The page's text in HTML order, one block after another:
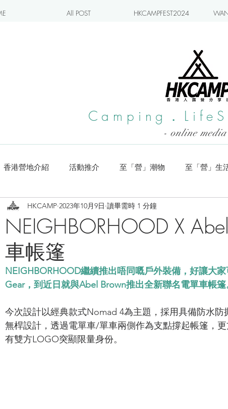
All POST HKCAMPFEST2024
Camping．
- online
香港營地介紹 活動推介 至「營」潮物 至「營」生
分享 新手入坑系列 小編實測
音樂電影
NEIGHBORHOOD X
車帳篷
HKCAMP 2023年10月9日 讀畢需時 1 分鐘
NEIGHBORHOOD繼續推出唔同嘅戶外裝備，好讓大
Gear，到近日就與Abel Brown推出全新聯名電單車帳篷
今次設計以經典款式Nomad 4為主題，採用具備防水
無桿設計，透過電單車/單車兩側作為支點撐起帳篷，
有雙方LOGO突顯限量身份。